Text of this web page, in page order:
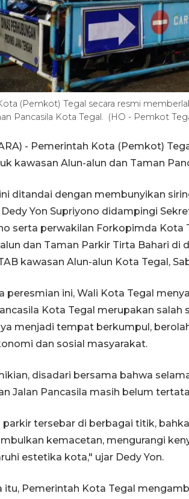
(Pemkot) Tegal secara resmi
Pancasila Kota Tegal. (HO - Pemkot
- Pemerintah Kota (Pemkot)
kawasan Alun-alun dan Taman
ditandai dengan membunyikan
Dedy Yon Supriyono didampingi
serta perwakilan Forkopimda Kota
dan Taman Parkir Tirta Bahari di
kawasan Alun-alun Kota Tegal,
peresmian ini, Wali Kota Tegal
Kota Tegal merupakan
menjadi tempat berkumpul,
dan sosial masyarakat.
disadari bersama bahwa
Jalan Pancasila masih belum
parkir tersebar di berbagai titik,
kemacetan, mengurangi
estetika kota," ujar Dedy Yon.
itu, Pemerintah Kota Tegal